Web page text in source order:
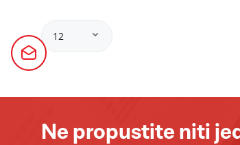
12
Ne propustite niti